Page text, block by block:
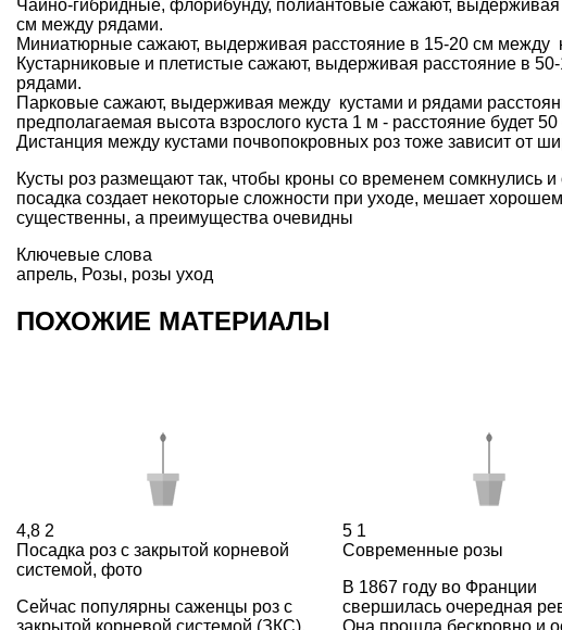
Чайно-гибридные, флорибунду, полиантовые сажают,
см между рядами.
Миниатюрные сажают, выдерживая расстояние в 15-20 см между
Кустарниковые и плетистые сажают, выдерживая расстояние в
рядами.
Парковые сажают, выдерживая между кустами и рядами
предполагаемая высота взрослого куста 1 м - расстояние будет
Дистанция между кустами почвопокровных роз тоже зависит от
Кусты роз размещают так, чтобы кроны со временем сомкнулись
посадка создает некоторые сложности при уходе, мешает
существенны, а преимущества очевидны
Ключевые слова
апрель, Розы, розы уход
ПОХОЖИЕ МАТЕРИАЛЫ
4,8 2
Посадка роз с закрытой корневой
системой, фото
Сейчас популярны саженцы роз с
закрытой корневой системой (ЗКС).
5 1
Современные розы
В 1867 году во Франции
свершилась очередная
Она прошла бескровно и